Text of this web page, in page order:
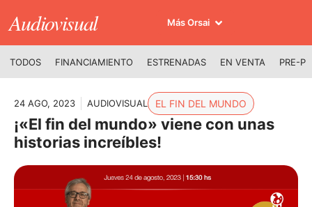
Audiovisual Más Orsai
TODOS FINANCIAMIENTO ESTRENADAS EN VENTA PRE-
24 AGO, 2023 AUDIOVISUAL EL FIN DEL MUNDO
¡«El fin del mundo» viene con unas
historias increíbles!